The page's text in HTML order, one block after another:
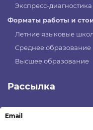
Экспресс-диагностика
Форматы работы и
Летние языковые
Среднее образование
Высшее образование
Рассылка
Email